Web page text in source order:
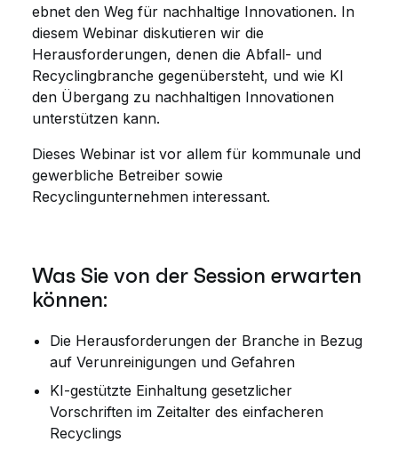
ebnet den Weg für nachhaltige Innovationen. In
diesem Webinar diskutieren wir die
Herausforderungen, denen die Abfall- und
Recyclingbranche gegenübersteht, und wie KI
den Übergang zu nachhaltigen Innovationen
unterstützen kann.
Dieses Webinar ist vor allem für kommunale und
gewerbliche Betreiber sowie
Recyclingunternehmen interessant.
Was Sie von der Session erwarten
können:
Die Herausforderungen der Branche in Bezug
auf Verunreinigungen und Gefahren
KI-gestützte Einhaltung gesetzlicher
Vorschriften im Zeitalter des einfacheren
Recyclings